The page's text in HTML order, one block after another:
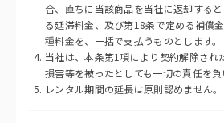
合、直ちに当該商品を当社に返却する
る延滞料金、及び第18条で定める補償
種料金を、一括で支払うものとします。
当社は、本条第1項により契約解除され
損害等を被ったとしても一切の責任を負
レンタル期間の延長は原則認めません。